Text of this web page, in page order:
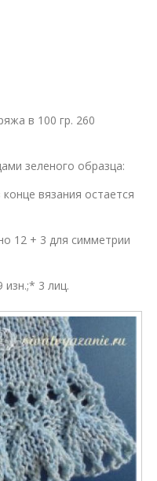
в 100 гр. 260
зеленого образца:
вязания остается
12 + 3 для симметрии
изн.;* 3 лиц.